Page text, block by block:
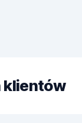
klientów